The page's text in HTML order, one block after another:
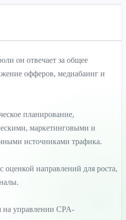
он отвечает за общее
офферов, медиабаинг и
планирование,
маркетинговыми и
источниками трафика.
оценкой направлений для роста,
на управлении CPA-